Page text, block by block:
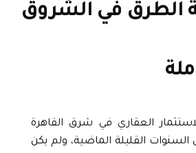
في الشروق
العقاري في شرق القاهرة
القليلة الماضية، ولم يكن